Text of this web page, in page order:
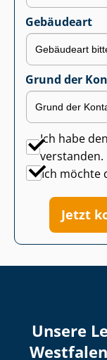
Gebäudeart
Grund der
Ich habe den
verstanden.
Ich möchte
Jetzt
Unsere